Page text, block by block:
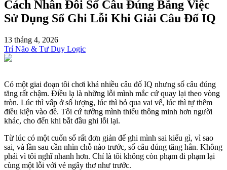
Cách Nhân Đôi Số Câu Đúng Bằng Việc
Sử Dụng Sổ Ghi Lỗi Khi Giải Câu Đố IQ
13 tháng 4, 2026
Trí Não & Tư Duy Logic
Có một giai đoạn tôi chơi khá nhiều câu đố IQ nhưng số câu đúng
tăng rất chậm. Điều lạ là những lỗi mình mắc cứ quay lại theo vòng
tròn. Lúc thì vấp ở số lượng, lúc thì bỏ qua vai vế, lúc thì tự thêm
điều kiện vào đề. Tôi cứ tưởng mình thiếu thông minh hơn người
khác, cho đến khi bắt đầu ghi lỗi lại.
Từ lúc có một cuốn sổ rất đơn giản để ghi mình sai kiểu gì, vì sao
sai, và lần sau cần nhìn chỗ nào trước, số câu đúng tăng hẳn. Không
phải vì tôi nghĩ nhanh hơn. Chỉ là tôi không còn phạm đi phạm lại
cùng một lỗi với vẻ ngây thơ như trước.